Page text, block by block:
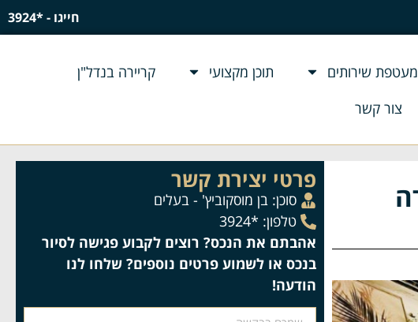
חייגו - *3924
מעטפת שירותים תוכן מקצועי
קריירה בנדל"ן
צור קשר
פרטי יצירת קשר
סוכן: בן מוסקוביץ' - בעלים
טלפון: *3924
אהבתם את הנכס? רוצים לקבוע פגישה לסיור
בנכס או לשמוע פרטים נוספים? שלחו לנו
הודעה!